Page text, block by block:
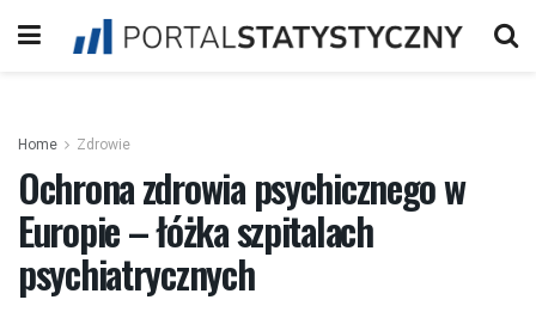
Home Zdrowie
Ochrona zdrowia psychicznego w
Europie – łóżka szpitalach
psychiatrycznych